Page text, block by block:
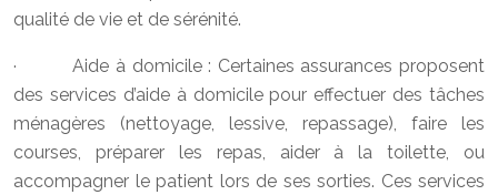
qualité de vie et de sérénité.
· Aide à domicile : Certaines assurances proposent
des services d’aide à domicile pour effectuer des tâches
ménagères (nettoyage, lessive, repassage), faire les
courses, préparer les repas, aider à la toilette, ou
accompagner le patient lors de ses sorties. Ces services